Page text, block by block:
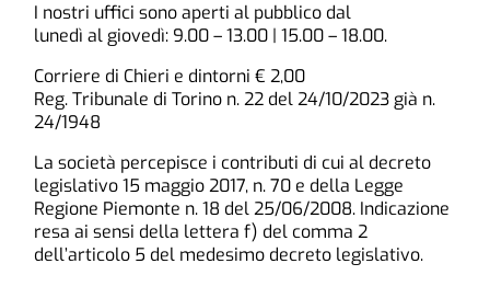
I nostri uffici sono aperti al pubblico dal
lunedì al giovedì: 9.00 – 13.00 | 15.00 – 18.00.
Corriere di Chieri e dintorni € 2,00
Reg. Tribunale di Torino n. 22 del 24/10/2023 già n.
24/1948
La società percepisce i contributi di cui al decreto
legislativo 15 maggio 2017, n. 70 e della Legge
Regione Piemonte n. 18 del 25/06/2008. Indicazione
resa ai sensi della lettera f) del comma 2
dell’articolo 5 del medesimo decreto legislativo.